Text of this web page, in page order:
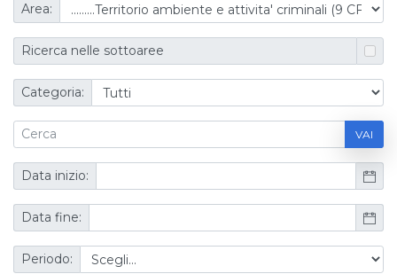
Area:
Ricerca nelle sottoaree
Categoria:
VAI
Data inizio:
Data fine:
Periodo: